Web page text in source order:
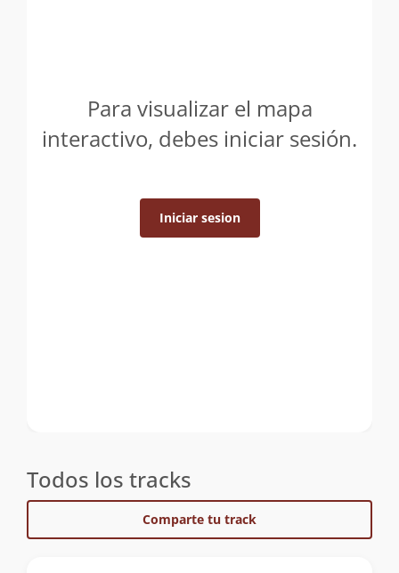
Para visualizar el mapa
interactivo, debes iniciar sesión.
Iniciar sesion
Todos los tracks
Comparte tu track